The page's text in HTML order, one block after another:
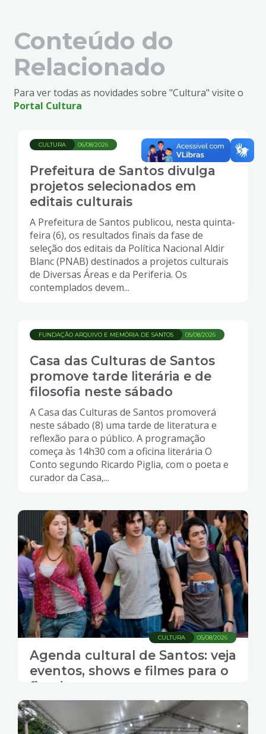
Conteúdo do
Relacionado
Para ver todas as novidades sobre "Cultura" visite o
Portal Cultura
06/08/2026
CULTURA
Prefeitura de Santos divulga
projetos selecionados em
editais culturais
A Prefeitura de Santos publicou, nesta quinta-
feira (6), os resultados finais da fase de
seleção dos editais da Política Nacional Aldir
Blanc (PNAB) destinados a projetos culturais
de Diversas Áreas e da Periferia. Os
contemplados devem...
05/08/2026
FUNDAÇÃO ARQUIVO E MEMÓRIA DE SANTOS
Casa das Culturas de Santos
promove tarde literária e de
filosofia neste sábado
A Casa das Culturas de Santos promoverá
neste sábado (8) uma tarde de literatura e
reflexão para o público. A programação
começa às 14h30 com a oficina literária O
Conto segundo Ricardo Piglia, com o poeta e
curador da Casa,...
05/08/2026
CULTURA
Agenda cultural de Santos: veja
eventos, shows e filmes para o
fim de semana